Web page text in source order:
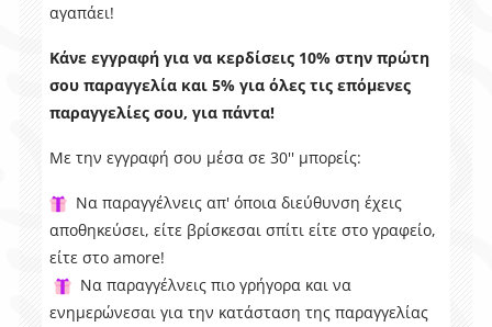
αγαπάει!
Κάνε εγγραφή για να κερδίσεις 10% στην πρώτη
σου παραγγελία και 5% για όλες τις επόμενες
παραγγελίες σου, για πάντα!
Με την εγγραφή σου μέσα σε 30'' μπορείς:
Να παραγγέλνεις απ' όποια διεύθυνση έχεις
αποθηκεύσει, είτε βρίσκεσαι σπίτι είτε στο γραφείο,
είτε στο amore!
Να παραγγέλνεις πιο γρήγορα και να
ενημερώνεσαι για την κατάσταση της παραγγελίας